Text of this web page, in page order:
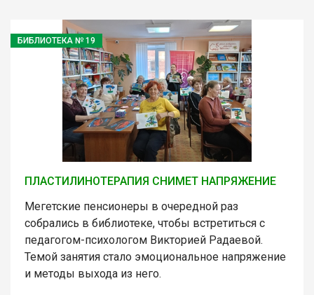
БИБЛИОТЕКА № 19
ПЛАСТИЛИНОТЕРАПИЯ СНИМЕТ НАПРЯЖЕНИЕ
Мегетские пенсионеры в очередной раз
собрались в библиотеке, чтобы встретиться с
педагогом-психологом Викторией Радаевой.
Темой занятия стало эмоциональное напряжение
и методы выхода из него.